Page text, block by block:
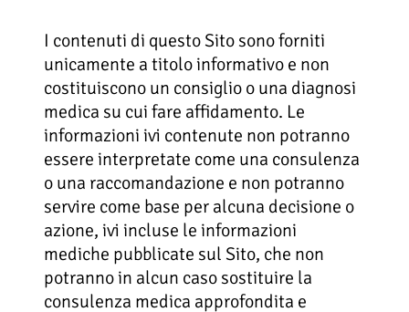
I contenuti di questo Sito sono forniti
unicamente a titolo informativo e non
costituiscono un consiglio o una diagnosi
medica su cui fare affidamento. Le
informazioni ivi contenute non potranno
essere interpretate come una consulenza
o una raccomandazione e non potranno
servire come base per alcuna decisione o
azione, ivi incluse le informazioni
mediche pubblicate sul Sito, che non
potranno in alcun caso sostituire la
consulenza medica approfondita e